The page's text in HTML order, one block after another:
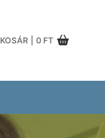
KOSÁR 0 FT